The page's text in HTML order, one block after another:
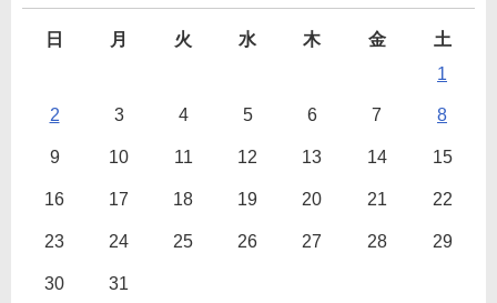
日 月 火 水 木 金
土
1
2 3 4 5 6 7 8
9 10 11 12 13 14 15
16 17 18 19 20 21 22
23 24 25 26 27 28 29
30 31